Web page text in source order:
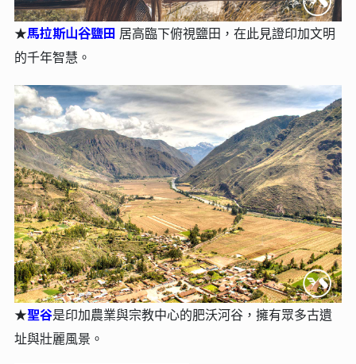
★馬拉斯⼭⾕鹽田 居⾼臨下俯視鹽⽥，在此見證印加文明
的千年智慧。
★聖谷是印加農業與宗教中心的肥沃河谷，擁有眾多古遺
址與壯麗風景。